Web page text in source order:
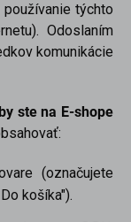
týchto
Odoslaním
komunikácie
ste na E-shope
(označujete
košíka").